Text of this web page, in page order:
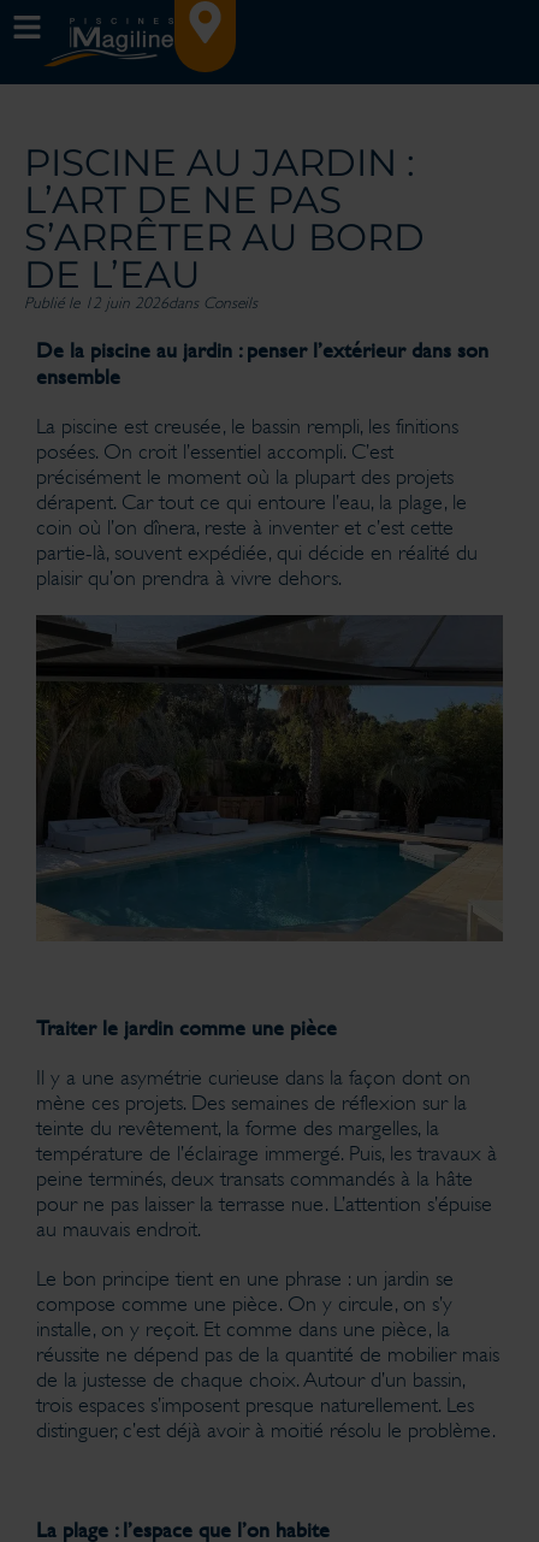
PISCINE AU JARDIN :
L’ART DE NE PAS
S’ARRÊTER AU BORD
DE L’EAU
Publié le 12 juin 2026dans Conseils
De la piscine au jardin : penser l’extérieur dans son
ensemble
La piscine est creusée, le bassin rempli, les finitions
posées. On croit l’essentiel accompli. C’est
précisément le moment où la plupart des projets
dérapent. Car tout ce qui entoure l’eau, la plage, le
coin où l’on dînera, reste à inventer et c’est cette
partie-là, souvent expédiée, qui décide en réalité du
plaisir qu’on prendra à vivre dehors.
Traiter le jardin comme une pièce
Il y a une asymétrie curieuse dans la façon dont on
mène ces projets. Des semaines de réflexion sur la
teinte du revêtement, la forme des margelles, la
température de l’éclairage immergé. Puis, les travaux à
peine terminés, deux transats commandés à la hâte
pour ne pas laisser la terrasse nue. L’attention s’épuise
au mauvais endroit.
Le bon principe tient en une phrase : un jardin se
compose comme une pièce. On y circule, on s’y
installe, on y reçoit. Et comme dans une pièce, la
réussite ne dépend pas de la quantité de mobilier mais
de la justesse de chaque choix. Autour d’un bassin,
trois espaces s’imposent presque naturellement. Les
distinguer, c’est déjà avoir à moitié résolu le problème.
La plage : l’espace que l’on habite